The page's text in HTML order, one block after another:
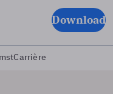
Download
Carrière